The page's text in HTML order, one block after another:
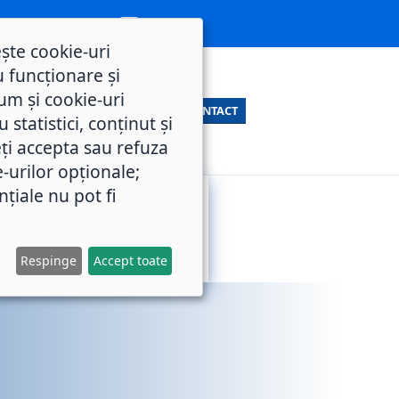
CONTACT
cookie-uri
funcționare și
și cookie-uri
statistici, conținut și
accepta sau refuza
urilor opționale;
nu pot fi
Respinge Accept toate